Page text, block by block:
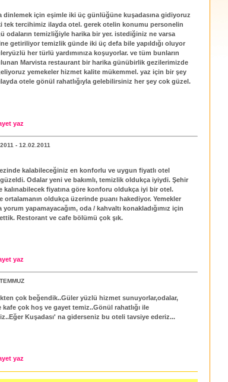
dinlemek için eşimle iki üç günlüğüne kuşadasına gidiyoruz
tek tercihimiz ilayda otel. gerek otelin konumu personelin
odaların temizliğiyle harika bir yer. istediğiniz ne varsa
getiriliyor temizlik günde iki üç defa bile yapıldığı oluyor
her türlü yardımınıza koşuyorlar. ve tüm bunların
Marvista restaurant bir harika günübirlik gezilerimizde
yemekeler hizmet kalite mükemmel. yaz için bir şey
otele gönül rahatlığıyla gelebilirsiniz her şey cok güzel.
yaz
- 12.02.2011
kalabileceğiniz en konforlu ve uygun fiyatlı otel
Odalar yeni ve bakımlı, temizlik oldukça iyiydi. Şehir
kalınabilecek fiyatına göre konforu oldukça iyi bir otel.
ortalamanın oldukça üzerinde puanı hakediyor. Yemekler
yapamayacağım, oda / kahvaltı konakladığımız için
Restorant ve cafe bölümü çok şık.
yaz
çok beğendik..Güler yüzlü hizmet sunuyorlar,odalar,
kafe çok hoş ve gayet temiz..Gönül rahatlığı ile
Kuşadası' na giderseniz bu oteli tavsiye ederiz...
yaz